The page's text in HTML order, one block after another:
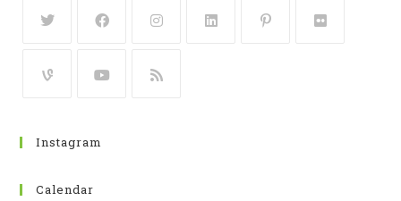
Instagram
Calendar